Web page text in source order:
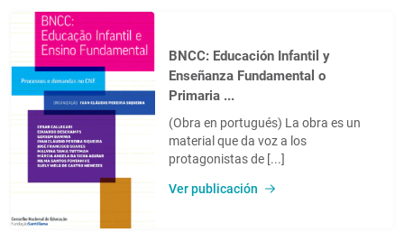
BNCC: Educación Infantil y
Enseñanza Fundamental o
Primaria ...
(Obra en portugués) La obra es un
material que da voz a los
protagonistas de [...]
Ver publicación